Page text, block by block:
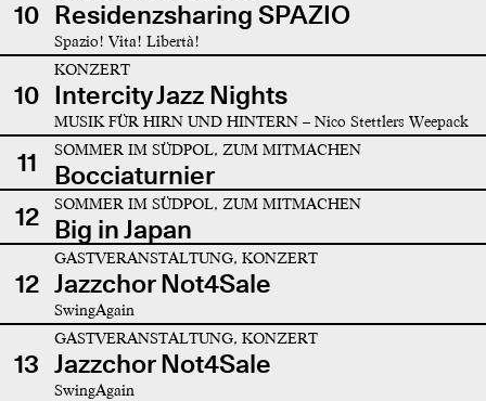
10 Residenzsharing SPAZIO
Spazio! Vita! Libertà!
10
KONZERT
Intercity Jazz Nights
MUSIK FÜR HIRN UND HINTERN – Nico Stettlers Weepack
11 SOMMER IM SÜDPOL, ZUM MITMACHEN
Bocciaturnier
12
SOMMER IM SÜDPOL, ZUM MITMACHEN
Big in Japan
12
GASTVERANSTALTUNG, KONZERT
Jazzchor Not4Sale
SwingAgain
13
GASTVERANSTALTUNG, KONZERT
Jazzchor Not4Sale
SwingAgain